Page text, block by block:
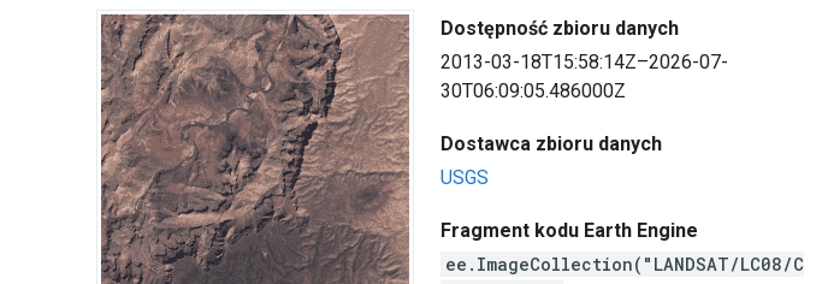
Dostępność zbioru danych
2013-03-18T15:58:14Z–2026-07-
30T06:09:05.486000Z
Dostawca zbioru danych
USGS
Fragment kodu Earth Engine
ee.ImageCollection("LANDSAT/LC08/C